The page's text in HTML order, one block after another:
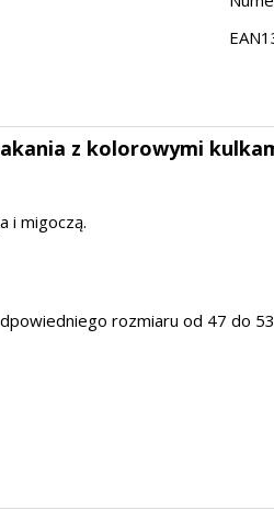
z kolorowymi
i migoczą.
rozmiaru od 47 do